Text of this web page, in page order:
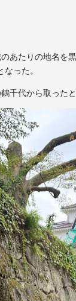
たりの地名を
なった。
千代から取ったと